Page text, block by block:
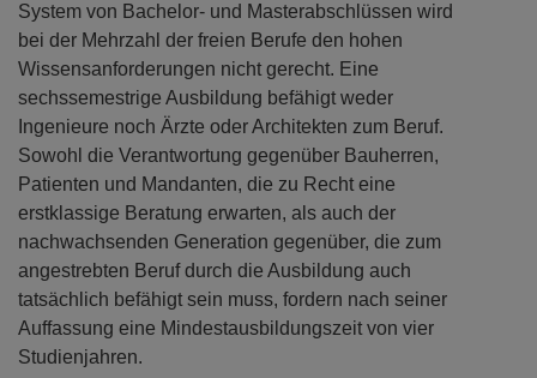
System von Bachelor- und Masterabschlüssen wird
bei der Mehrzahl der freien Berufe den hohen
Wissensanforderungen nicht gerecht. Eine
sechssemestrige Ausbildung befähigt weder
Ingenieure noch Ärzte oder Architekten zum Beruf.
Sowohl die Verantwortung gegenüber Bauherren,
Patienten und Mandanten, die zu Recht eine
erstklassige Beratung erwarten, als auch der
nachwachsenden Generation gegenüber, die zum
angestrebten Beruf durch die Ausbildung auch
tatsächlich befähigt sein muss, fordern nach seiner
Auffassung eine Mindestausbildungszeit von vier
Studienjahren.